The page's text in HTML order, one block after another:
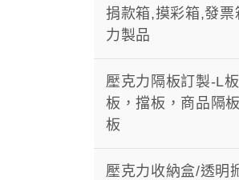
捐款箱,摸彩箱,發票
力製品
壓克力隔板訂製-L
板，擋板，商品隔
板
壓克力收納盒/透明